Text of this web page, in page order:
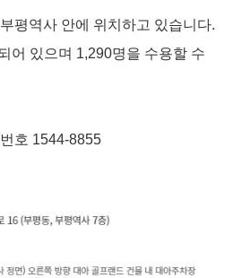
평역사 안에 위치하고 있습니다.
어 있으며 1,290명을 수용할 수
호 1544-8855